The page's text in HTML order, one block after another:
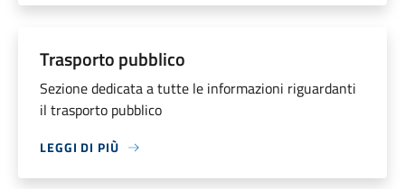
Trasporto pubblico
Sezione dedicata a tutte le informazioni riguardanti
il trasporto pubblico
LEGGI DI PIÙ